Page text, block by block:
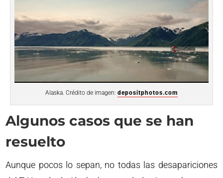
Alaska. Crédito de imagen: depositphotos.com
Algunos casos que se han
resuelto
Aunque pocos lo sepan, no todas las desapariciones